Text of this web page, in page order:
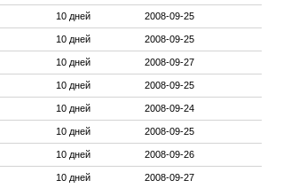
10 дней 2008-09-25
10 дней 2008-09-25
10 дней 2008-09-27
10 дней 2008-09-25
10 дней 2008-09-24
10 дней 2008-09-25
10 дней 2008-09-26
10 дней 2008-09-27